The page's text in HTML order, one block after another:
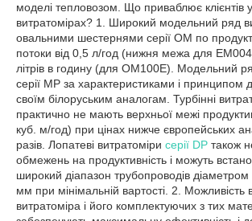
моделі тепловозом. Що приваблює клієнтів
витратомірах? 1. Широкий модельний ряд
овальними шестернями серії ОМ по
потоки від 0,5 л/год (нижня межа для
літрів в годину (для ОМ100Е). Модельний
серії MP за характеристиками і принципом
своїм білоруським аналогам. Турбінні
практично не мають верхньої межі
куб. м/год) при цінах нижче європейських
разів. Лопатеві витратоміри серії DP також
обмежень на продуктивність і можуть
широкий діапазон трубопроводів
мм при мінімальній вартості. 2. Можливість
витратоміра і його комплектуючих з тих